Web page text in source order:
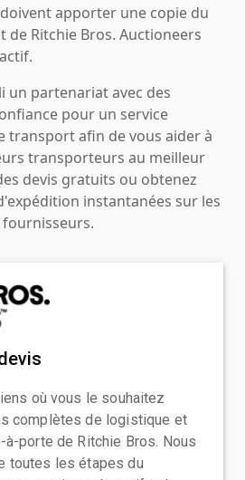
apporter une copie du
de Ritchie Bros. Auctioneers
un partenariat avec des
pour un service
transport afin de vous aider à
transporteurs au meilleur
devis gratuits ou obtenez
instantanées sur les
fournisseurs.
où vous le souhaitez
complètes de logistique et
porte de Ritchie Bros. Nous
toutes les étapes du